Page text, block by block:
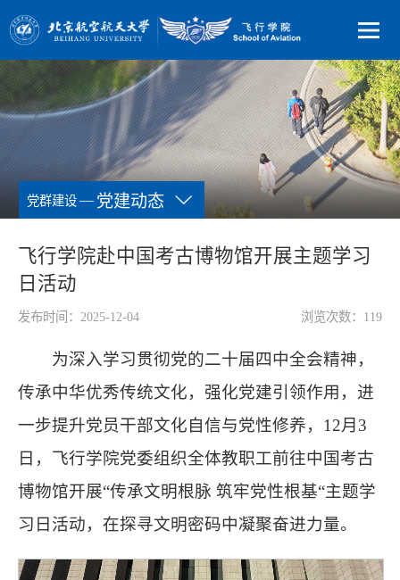
党群建设— 党建动态
飞行学院赴中国考古博物馆开展主题学习
日活动
发布时间：2025-12-04 浏览次数： 119
为深入学习贯彻党的二十届四中全会精神，
传承中华优秀传统文化，强化党建引领作用，进
一步提升党员干部文化自信与党性修养，12月3
日，飞行学院党委组织全体教职工前往中国考古
博物馆开展“传承文明根脉 筑牢党性根基“主题学
习日活动，在探寻文明密码中凝聚奋进力量。